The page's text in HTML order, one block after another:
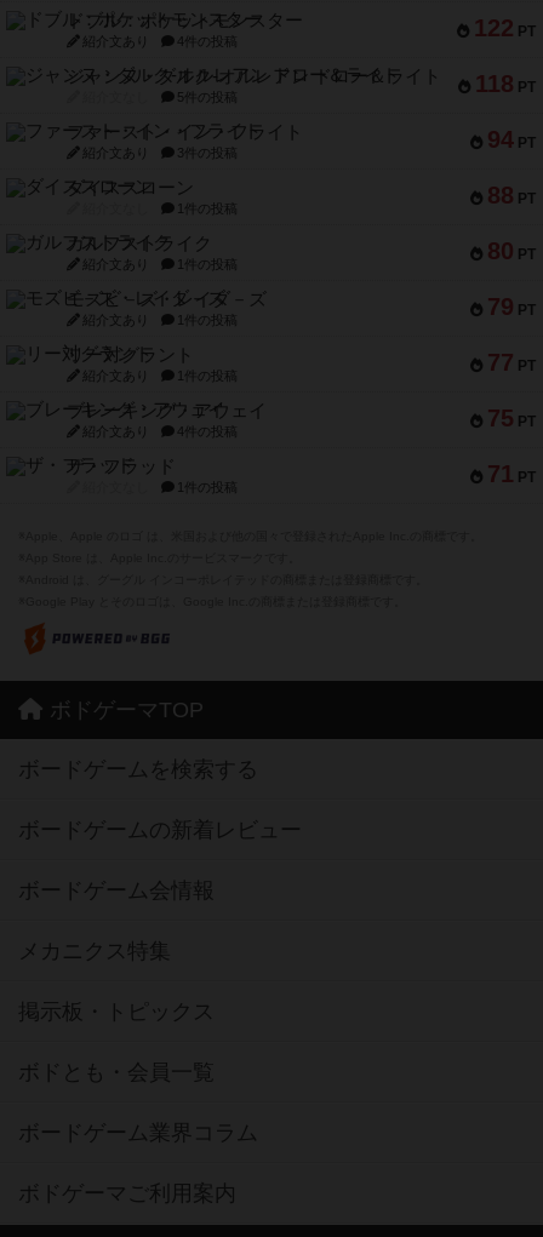
122 PT
ドブル：ポケットモンスター
紹介文あり 4件の投稿
118 PT
ジャンヌ・ダルク-オルレアン ドロー＆ライト
5件の投稿
94 PT
ファースト・イン・フライト
紹介文あり 3件の投稿
88 PT
ダイススローン
1件の投稿
80 PT
ガルフストライク
紹介文あり 1件の投稿
79 PT
モズビ－ズ・レイダ－ズ
紹介文あり 1件の投稿
77 PT
リー対グラント
紹介文あり 1件の投稿
75 PT
ブレーキング・アウェイ
紹介文あり 4件の投稿
71 PT
ザ・フラッド
1件の投稿
ボドゲーマTOP
ボードゲームを検索する
ボードゲームの新着レビュー
ボードゲーム会情報
メカニクス特集
掲示板・トピックス
ボドとも・会員一覧
ボードゲーム業界コラム
ボドゲーマご利用案内